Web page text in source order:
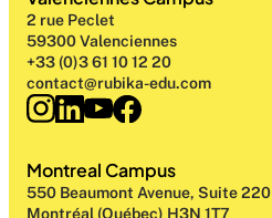
2 rue Peclet
59300 Valenciennes
+33 (0)3 61 10 12 20
contact@rubika-edu.com
Montreal Campus
550 Beaumont Avenue, Suite
Montréal (Québec) H3N 1T7